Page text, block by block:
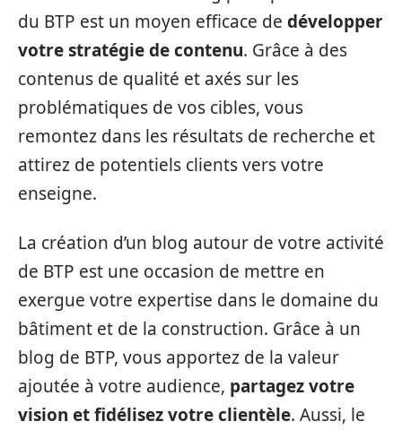
du BTP est un moyen efficace de développer
votre stratégie de contenu. Grâce à des
contenus de qualité et axés sur les
problématiques de vos cibles, vous
remontez dans les résultats de recherche et
attirez de potentiels clients vers votre
enseigne.
La création d’un blog autour de votre activité
de BTP est une occasion de mettre en
exergue votre expertise dans le domaine du
bâtiment et de la construction. Grâce à un
blog de BTP, vous apportez de la valeur
ajoutée à votre audience, partagez votre
vision et fidélisez votre clientèle. Aussi, le